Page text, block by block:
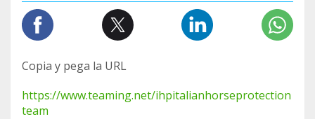
Copia y pega la URL
https://www.teaming.net/ihpitalianhorseprotection
team